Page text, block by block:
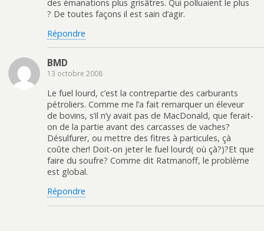
des émanations plus grisâtres. Qui polluaient le plus
? De toutes façons il est sain d’agir.
Répondre
BMD
13 octobre 2008
Le fuel lourd, c’est la contrepartie des carburants
pétroliers. Comme me l’a fait remarquer un éleveur
de bovins, s’il n’y avait pas de MacDonald, que ferait-
on de la partie avant des carcasses de vaches?
Désulfurer, ou mettre des fitres à particules, çà
coûte cher! Doit-on jeter le fuel lourd( où çà?)?Et que
faire du soufre? Comme dit Ratmanoff, le problème
est global.
Répondre